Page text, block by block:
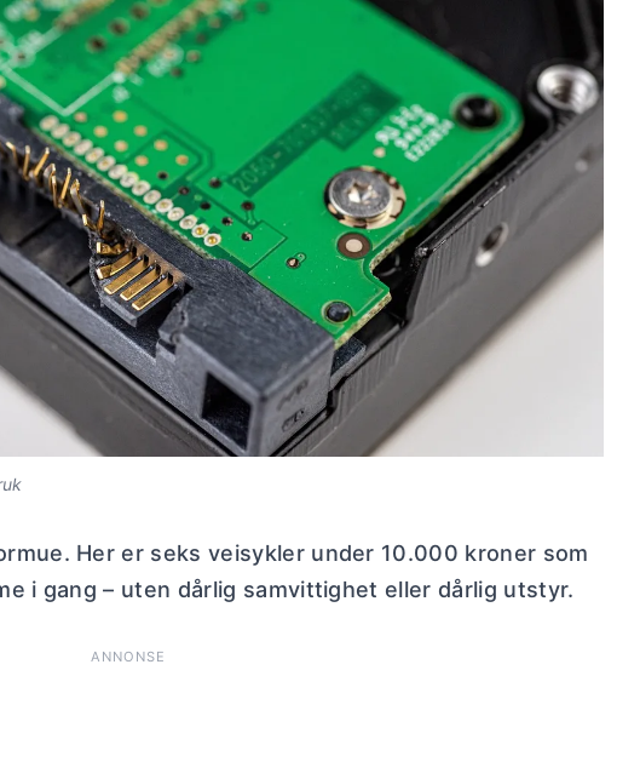
Her er seks veisykler under 10.000 kroner som
i gang – uten dårlig samvittighet eller dårlig utstyr.
ANNONSE